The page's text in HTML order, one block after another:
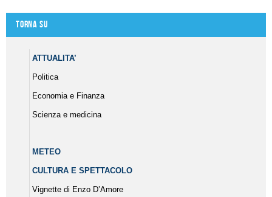
Torna su
ATTUALITA’
Politica
Economia e Finanza
Scienza e medicina
METEO
CULTURA E SPETTACOLO
Vignette di Enzo D’Amore